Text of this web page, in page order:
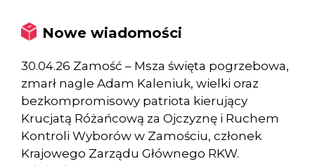
Nowe wiadomości
30.04.26 Zamość – Msza święta pogrzebowa,
zmarł nagle Adam Kaleniuk, wielki oraz
bezkompromisowy patriota kierujący
Krucjatą Różańcową za Ojczyznę i Ruchem
Kontroli Wyborów w Zamościu, członek
Krajowego Zarządu Głównego RKW.